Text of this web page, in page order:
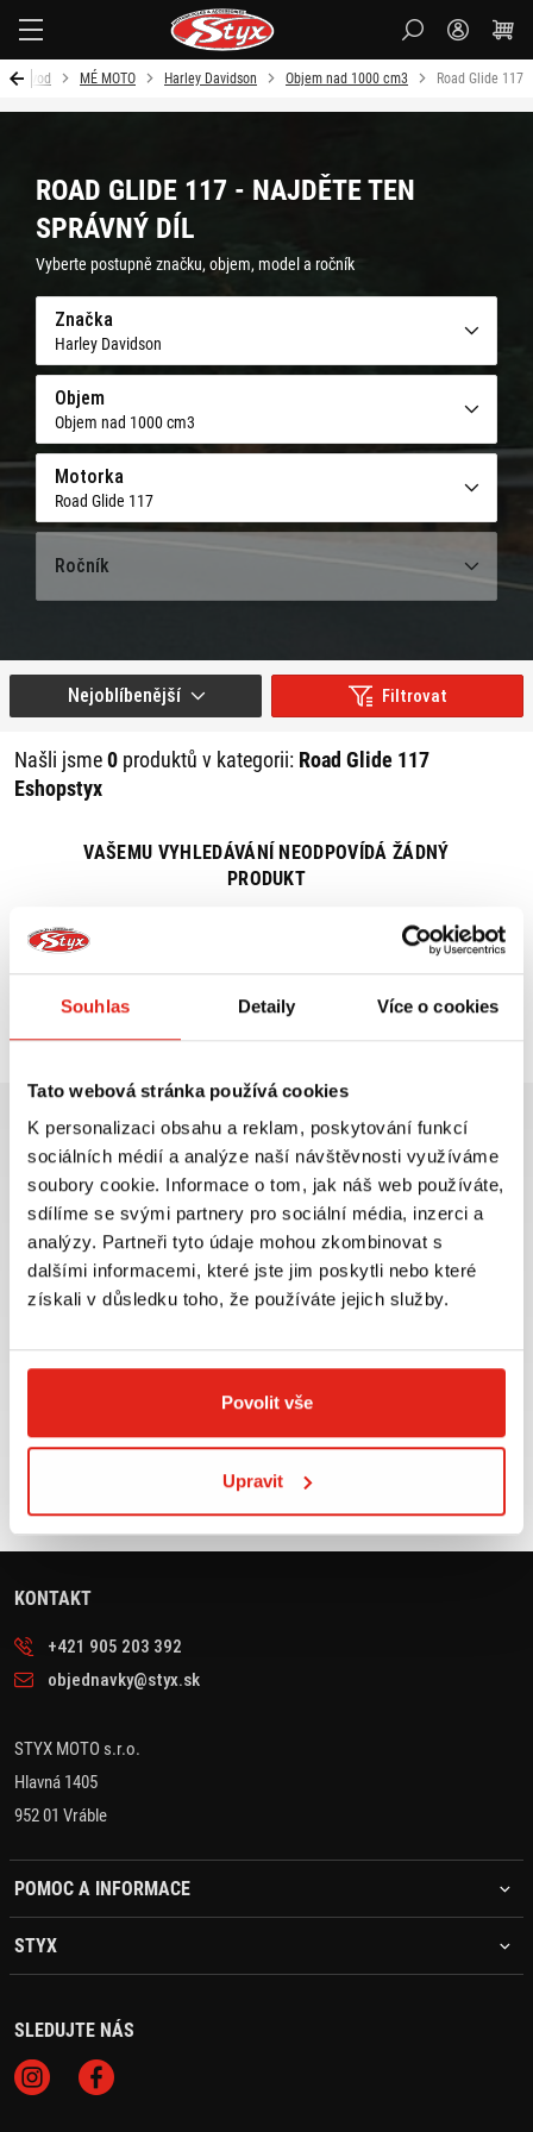
Souhlas Detaily Více o cookies
Tato webová stránka používá cookies
K personalizaci obsahu a reklam, poskytování funkcí
sociálních médií a analýze naší návštěvnosti využíváme
soubory cookie. Informace o tom, jak náš web používáte,
sdílíme se svými partnery pro sociální média, inzerci a
analýzy. Partneři tyto údaje mohou zkombinovat s
dalšími informacemi, které jste jim poskytli nebo které
získali v důsledku toho, že používáte jejich služby.
Povolit vše
Upravit
Úvod MÉ MOTO Harley Davidson Objem nad 1000 cm3 Road Glide 117
ROAD GLIDE 117 - NAJDĚTE TEN
SPRÁVNÝ DÍL
Vyberte postupně značku, objem, model a ročník
Značka
Harley Davidson
Objem
Objem nad 1000 cm3
Motorka
Road Glide 117
Ročník
Filtrovat
Našli jsme0 produktů v kategorii: Road Glide 117
Eshopstyx
Nejoblíbenější
VAŠEMU VYHLEDÁVÁNÍ NEODPOVÍDÁ ŽÁDNÝ
PRODUKT
Největší výběr moto
příslušenství ihned k
odběru
VÍCE INFO
Doprava ZDARMA pro
objednávky nad 2499 kč v
rámci ČR
VÍCE INFO
Zboží SKLADEM
Výměna velikosti ZDARMA
KONTAKT
+421 905 203 392
objednavky@styx.sk
STYX MOTO s.r.o.
Hlavná 1405
952 01 Vráble
POMOC A INFORMACE
STYX
SLEDUJTE NÁS